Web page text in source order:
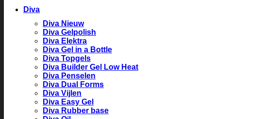
Diva
Diva Nieuw
Diva Gelpolish
Diva Elektra
Diva Gel in a Bottle
Diva Topgels
Diva Builder Gel Low Heat
Diva Penselen
Diva Dual Forms
Diva Vijlen
Diva Easy Gel
Diva Rubber base